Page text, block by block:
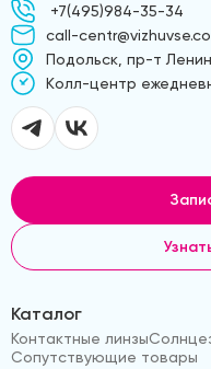
+7(495)984-35-34
call-
Подольск, пр-т
Kолл-центр
Каталог
Контактные линзы
Сопутствующие товары